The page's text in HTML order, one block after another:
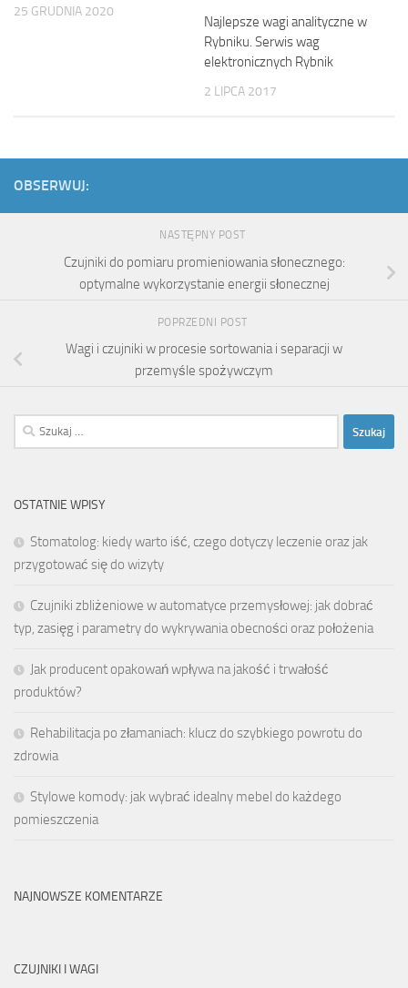
25 GRUDNIA 2020
Najlepsze wagi analityczne w
Rybniku. Serwis wag
elektronicznych Rybnik
2 LIPCA 2017
OBSERWUJ:
NASTĘPNY POST
Czujniki do pomiaru promieniowania słonecznego:
optymalne wykorzystanie energii słonecznej
POPRZEDNI POST
Wagi i czujniki w procesie sortowania i separacji w
przemyśle spożywczym
Szukaj:
OSTATNIE WPISY
Stomatolog: kiedy warto iść, czego dotyczy leczenie oraz jak
przygotować się do wizyty
Czujniki zbliżeniowe w automatyce przemysłowej: jak dobrać
typ, zasięg i parametry do wykrywania obecności oraz położenia
Jak producent opakowań wpływa na jakość i trwałość
produktów?
Rehabilitacja po złamaniach: klucz do szybkiego powrotu do
zdrowia
Stylowe komody: jak wybrać idealny mebel do każdego
pomieszczenia
NAJNOWSZE KOMENTARZE
CZUJNIKI I WAGI